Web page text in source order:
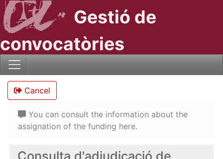
Gestió de
convocatòries
Consulta d'adjudicació de
Cancel
You can consult the information about the
assignation of the funding here.